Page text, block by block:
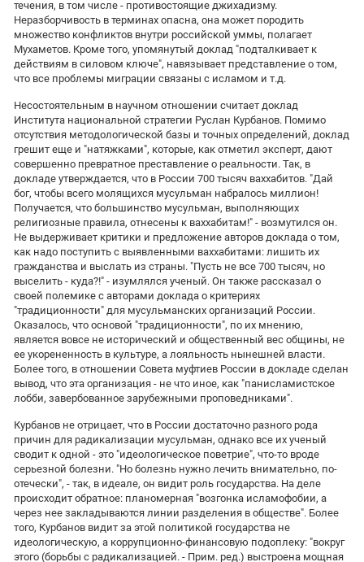
течения, в том числе - противостоящие джихадизму.
Неразборчивость в терминах опасна, она может породить
множество конфликтов внутри российской уммы, полагает
Мухаметов. Кроме того, упомянутый доклад "подталкивает к
действиям в силовом ключе", навязывает представление о том,
что все проблемы миграции связаны с исламом и т.д.
Несостоятельным в научном отношении считает доклад
Института национальной стратегии Руслан Курбанов. Помимо
отсутствия методологической базы и точных определений, доклад
грешит еще и "натяжками", которые, как отметил эксперт, дают
совершенно превратное преставление о реальности. Так, в
докладе утверждается, что в России 700 тысяч ваххабитов. "Дай
бог, чтобы всего молящихся мусульман набралось миллион!
Получается, что большинство мусульман, выполняющих
религиозные правила, отнесены к ваххабитам!" - возмутился он.
Не выдерживает критики и предложение авторов доклада о том,
как надо поступить с выявленными ваххабитами: лишить их
гражданства и выслать из страны. "Пусть не все 700 тысяч, но
выселить - куда?!" - изумлялся ученый. Он также рассказал о
своей полемике с авторами доклада о критериях
"традиционности" для мусульманских организаций России.
Оказалось, что основой "традиционности", по их мнению,
является вовсе не исторический и общественный вес общины, не
ее укорененность в культуре, а лояльность нынешней власти.
Более того, в отношении Совета муфтиев России в докладе сделан
вывод, что эта организация - не что иное, как "панисламистское
лобби, завербованное зарубежными проповедниками".
Курбанов не отрицает, что в России достаточно разного рода
причин для радикализации мусульман, однако все их ученый
сводит к одной - это "идеологическое поветрие", что-то вроде
серьезной болезни. "Но болезнь нужно лечить внимательно, по-
отечески", - так, в идеале, он видит роль государства. На деле
происходит обратное: планомерная "возгонка исламофобии, а
через нее закладываются линии разделения в обществе". Более
того, Курбанов видит за этой политикой государства не
идеологическую, а коррупционно-финансовую подоплеку: "вокруг
этого (борьбы с радикализацией. - Прим. ред.) выстроена мощная